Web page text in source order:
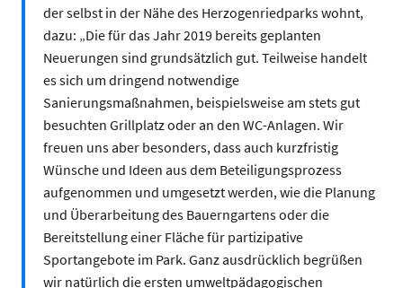
der selbst in der Nähe des Herzogenriedparks wohnt,
dazu: „Die für das Jahr 2019 bereits geplanten
Neuerungen sind grundsätzlich gut. Teilweise handelt
es sich um dringend notwendige
Sanierungsmaßnahmen, beispielsweise am stets gut
besuchten Grillplatz oder an den WC-Anlagen. Wir
freuen uns aber besonders, dass auch kurzfristig
Wünsche und Ideen aus dem Beteiligungsprozess
aufgenommen und umgesetzt werden, wie die Planung
und Überarbeitung des Bauerngartens oder die
Bereitstellung einer Fläche für partizipative
Sportangebote im Park. Ganz ausdrücklich begrüßen
wir natürlich die ersten umweltpädagogischen